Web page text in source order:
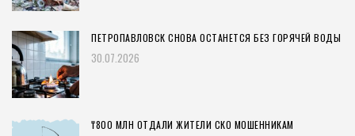
ПЕТРОПАВЛОВСК СНОВА ОСТАНЕТСЯ БЕЗ ГОРЯЧЕЙ ВОДЫ
30.07.2026
₸800 МЛН ОТДАЛИ ЖИТЕЛИ СКО МОШЕННИКАМ